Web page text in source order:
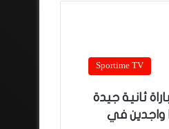
Sportime TV
ثانية جيدة
واجدين في